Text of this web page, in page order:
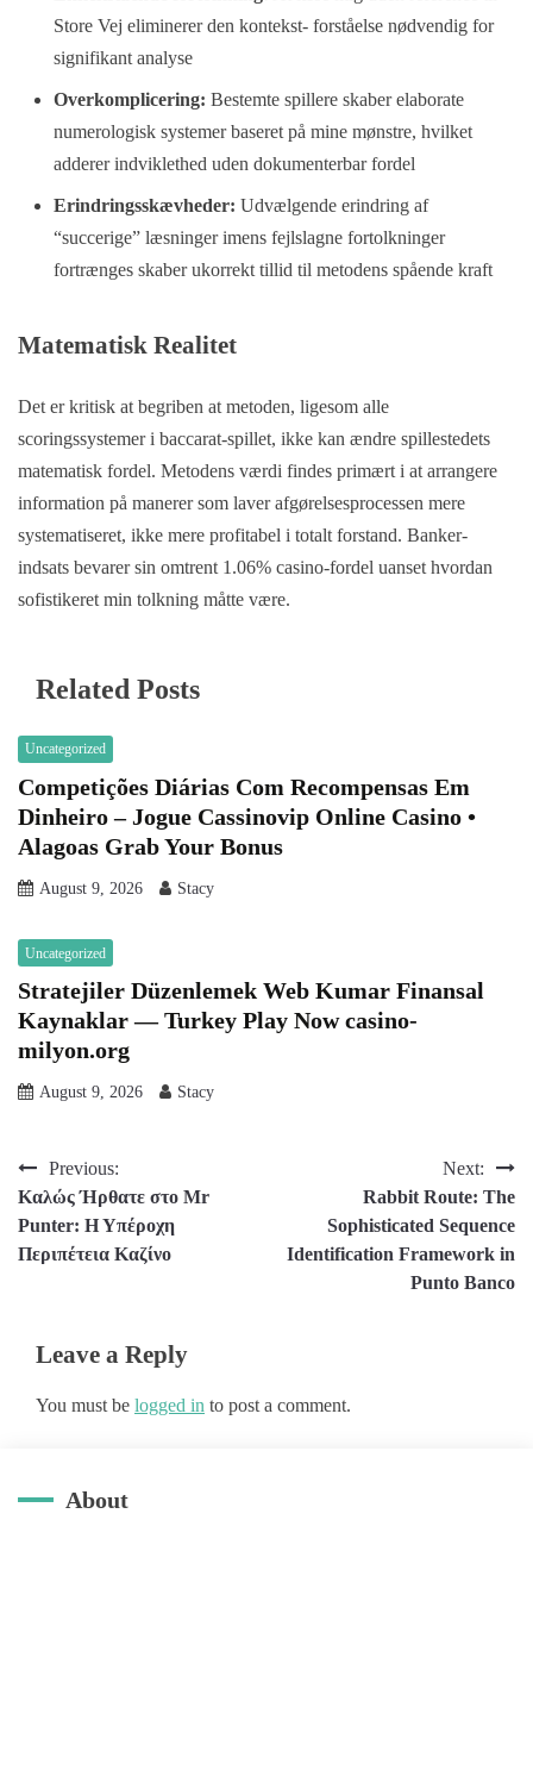
Store Vej eliminerer den kontekst- forståelse nødvendig for
signifikant analyse
Overkomplicering: Bestemte spillere skaber elaborate
numerologisk systemer baseret på mine mønstre, hvilket
adderer indviklethed uden dokumenterbar fordel
Erindringsskævheder: Udvælgende erindring af
“succerige” læsninger imens fejlslagne fortolkninger
fortrænges skaber ukorrekt tillid til metodens spående kraft
Matematisk Realitet
Det er kritisk at begriben at metoden, ligesom alle
scoringssystemer i baccarat-spillet, ikke kan ændre spillestedets
matematisk fordel. Metodens værdi findes primært i at arrangere
information på manerer som laver afgørelsesprocessen mere
systematiseret, ikke mere profitabel i totalt forstand. Banker-
indsats bevarer sin omtrent 1.06% casino-fordel uanset hvordan
sofistikeret min tolkning måtte være.
Related Posts
Uncategorized
Competições Diárias Com Recompensas Em
Dinheiro – Jogue Cassinovip Online Casino •
Alagoas Grab Your Bonus
August 9, 2026 Stacy
Uncategorized
Stratejiler Düzenlemek Web Kumar Finansal
Kaynaklar — Turkey Play Now casino-
milyon.org
August 9, 2026 Stacy
Post
navigation
Previous:
Καλώς Ήρθατε στο Mr
Punter: Η Υπέροχη
Περιπέτεια Καζίνο
Next:
Rabbit Route: The
Sophisticated Sequence
Identification Framework in
Punto Banco
Leave a Reply
You must be logged in to post a comment.
About